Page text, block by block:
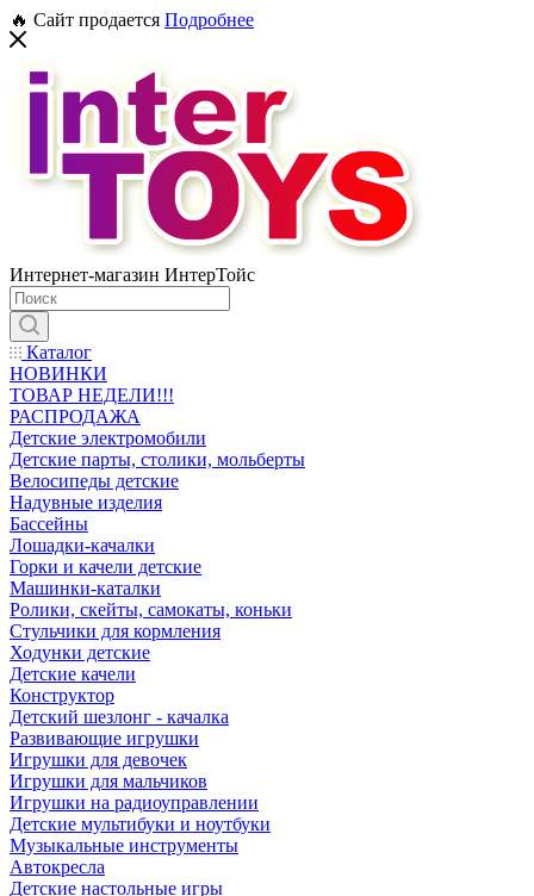
🔥 Сайт продается Подробнее
Интернет-магазин ИнтерТойс
Каталог
НОВИНКИ
ТОВАР НЕДЕЛИ!!!
РАСПРОДАЖА
Детские электромобили
Детские парты, столики, мольберты
Велосипеды детские
Надувные изделия
Бассейны
Лошадки-качалки
Горки и качели детские
Машинки-каталки
Ролики, скейты, самокаты, коньки
Стульчики для кормления
Ходунки детские
Детские качели
Конструктор
Детский шезлонг - качалка
Развивающие игрушки
Игрушки для девочек
Игрушки для мальчиков
Игрушки на радиоуправлении
Детские мультибуки и ноутбуки
Музыкальные инструменты
Автокресла
Детские настольные игры